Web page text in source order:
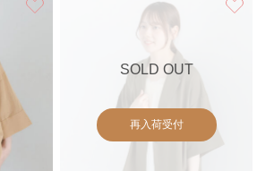
SOLD OUT
再入荷受付